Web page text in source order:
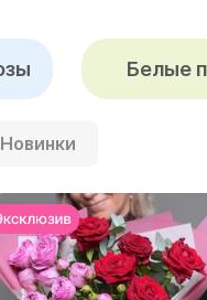
Белые
Новинки